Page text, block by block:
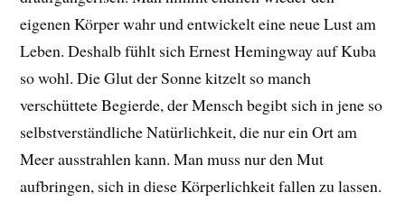
eigenen Körper wahr und entwickelt eine neue Lust am
Leben. Deshalb fühlt sich Ernest Hemingway auf Kuba
so wohl. Die Glut der Sonne kitzelt so manch
verschüttete Begierde, der Mensch begibt sich in jene so
selbstverständliche Natürlichkeit, die nur ein Ort am
Meer ausstrahlen kann. Man muss nur den Mut
aufbringen, sich in diese Körperlichkeit fallen zu lassen.